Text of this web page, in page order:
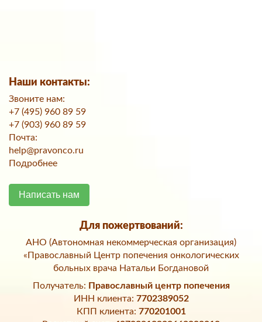
Наши контакты:
Звоните нам:
+7 (495) 960 89 59
+7 (903) 960 89 59
Почта:
help@pravonco.ru
Подробнее
Написать нам
Для пожертвований:
АНО (Автономная некоммерческая организация)
«Православный Центр попечения онкологических
больных врача Натальи Богдановой
Получатель: Православный центр попечения
ИНН клиента: 7702389052
КПП клиента: 770201001